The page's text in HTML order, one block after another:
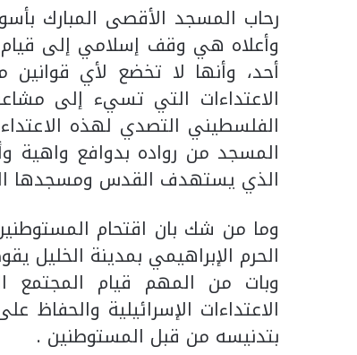
رحاب المسجد الأقصى المبارك
وأعلاه هي وقف إسلامي إلى
أحد، وأنها لا تخضع لأي قوانين
الاعتداءات التي تسيء إلى
الفلسطيني التصدي لهذه
المسجد من رواده بدوافع واهية
الذي يستهدف القدس ومسجدها
وما من شك بان اقتحام
الحرم الإبراهيمي بمدينة
وبات من المهم قيام المجتمع
الاعتداءات الإسرائيلية
بتدنيسه من قبل المستوطنين .